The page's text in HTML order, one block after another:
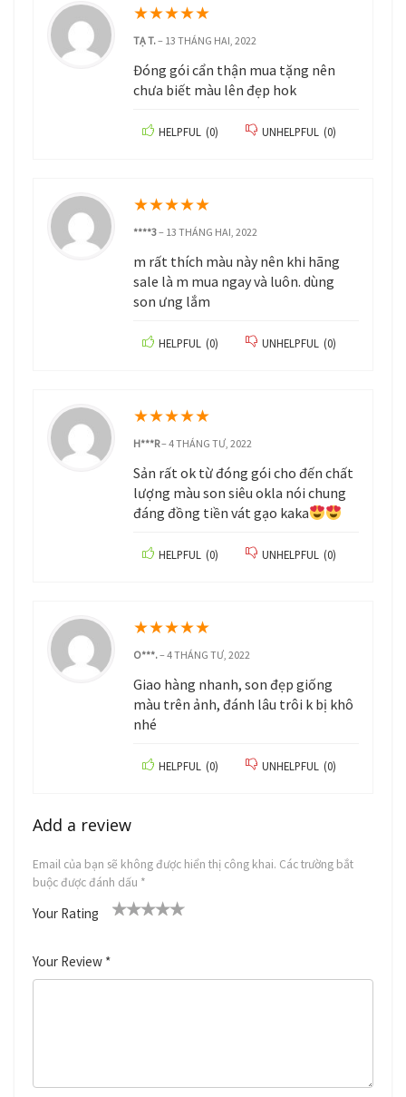
★★★★★
TẠ T.– 13 THÁNG HAI, 2022
Đóng gói cẩn thận mua tặng nên
chưa biết màu lên đẹp hok
HELPFUL (0) UNHELPFUL (0)
★★★★★
****3– 13 THÁNG HAI, 2022
m rất thích màu này nên khi hãng
sale là m mua ngay và luôn. dùng
son ưng lắm
HELPFUL (0) UNHELPFUL (0)
★★★★★
H***R–4 THÁNG TƯ, 2022
Sản rất ok từ đóng gói cho đến chất
lượng màu son siêu okla nói chung
đáng đồng tiền vát gạo kaka
HELPFUL (0) UNHELPFUL (0)
★★★★★
O***.–4 THÁNG TƯ, 2022
Giao hàng nhanh, son đẹp giống
màu trên ảnh, đánh lâu trôi k bị khô
nhé
HELPFUL (0) UNHELPFUL (0)
Add a review
Email của bạn sẽ không được hiển thị công khai. Các trường bắt
buộc được đánh dấu *
Your Rating
Your Review *